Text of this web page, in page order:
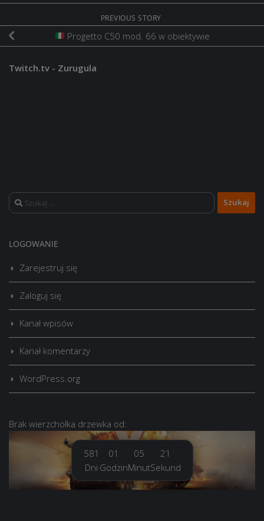
PREVIOUS STORY
Progetto C50 mod. 66 w obiektywie
Twitch.tv - Zurugula
Szukaj:
LOGOWANIE
Zarejestruj się
Zaloguj się
Kanał wpisów
Kanał komentarzy
WordPress.org
Brak wierzchołka drzewka od:
581
Dni
01
Godzin
05
Minut
22
Sekund